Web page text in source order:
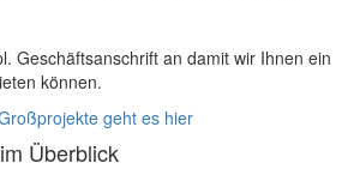
Geschäftsanschrift an damit wir Ihnen ein
können.
geht es hier
Überblick